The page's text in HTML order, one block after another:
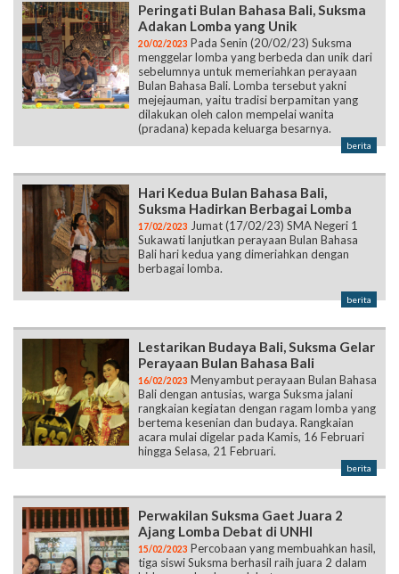
Peringati Bulan Bahasa Bali, Suksma
Adakan Lomba yang Unik
20/02/2023 Pada Senin (20/02/23) Suksma
menggelar lomba yang berbeda dan unik dari
sebelumnya untuk memeriahkan perayaan
Bulan Bahasa Bali. Lomba tersebut yakni
mejejauman, yaitu tradisi berpamitan yang
dilakukan oleh calon mempelai wanita
(pradana) kepada keluarga besarnya.
berita
Hari Kedua Bulan Bahasa Bali,
Suksma Hadirkan Berbagai Lomba
17/02/2023 Jumat (17/02/23) SMA Negeri 1
Sukawati lanjutkan perayaan Bulan Bahasa
Bali hari kedua yang dimeriahkan dengan
berbagai lomba.
berita
Lestarikan Budaya Bali, Suksma Gelar
Perayaan Bulan Bahasa Bali
16/02/2023 Menyambut perayaan Bulan Bahasa
Bali dengan antusias, warga Suksma jalani
rangkaian kegiatan dengan ragam lomba yang
bertema kesenian dan budaya. Rangkaian
acara mulai digelar pada Kamis, 16 Februari
hingga Selasa, 21 Februari.
berita
Perwakilan Suksma Gaet Juara 2
Ajang Lomba Debat di UNHI
15/02/2023 Percobaan yang membuahkan hasil,
tiga siswi Suksma berhasil raih juara 2 dalam